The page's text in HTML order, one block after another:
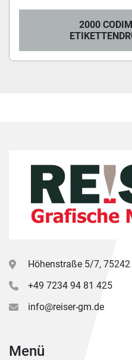
2000
Höhenstraße 5/7, 75242
+49 7234 94 81 425
info@reiser-gm.de
Menü